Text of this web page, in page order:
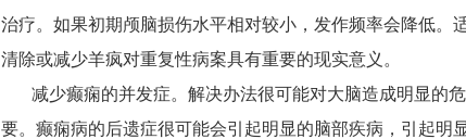
治疗。如果初期颅脑损伤水平相对较小，发作频率会降低。
清除或减少羊疯对重复性病案具有重要的现实意义。
减少癫痫的并发症。解决办法很可能对大脑造成明显的
要。癫痫病的后遗症很可能会引起明显的脑部疾病，引起明